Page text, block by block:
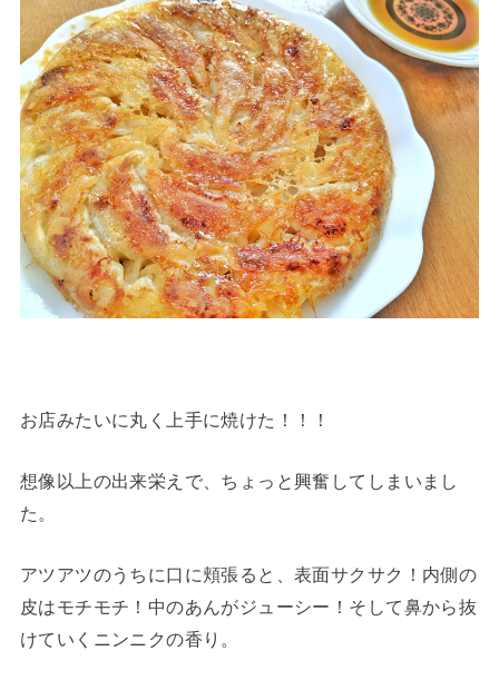
お店みたいに丸く上手に焼けた！！！
想像以上の出来栄えで、ちょっと興奮してしまいまし
た。
アツアツのうちに口に頬張ると、表面サクサク！内側の
皮はモチモチ！中のあんがジューシー！そして鼻から抜
けていくニンニクの香り。